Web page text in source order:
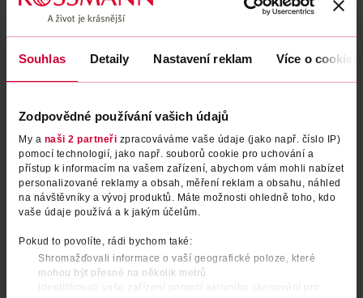
Souhlas Detaily Nastavení reklam Více o cookies
Zodpovědné používání vašich údajů
My a naši 2 partneři zpracováváme vaše údaje (jako např. číslo IP)
pomocí technologií, jako např. souborů cookie pro uchování a
přístup k informacím na vašem zařízení, abychom vám mohli nabízet
personalizované reklamy a obsah, měření reklam a obsahu, náhled
na návštěvníky a vývoj produktů. Máte možnosti ohledně toho, kdo
vaše údaje používá a k jakým účelům.
Pokud to povolíte, rádi bychom také:
Shromažďovali informace o vaší geografické poloze, které
mohou být přesné na několik metrů
Identifikovali vaše zařízení pomocí aktivního skenování pro
Načíst znovu